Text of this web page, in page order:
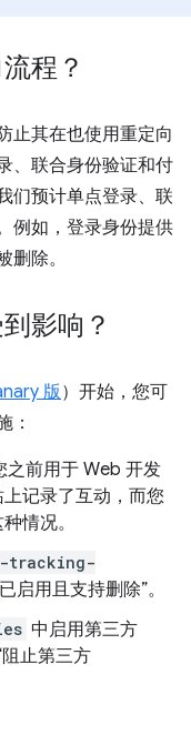
程？
止其在也使用重定向
、联合身份验证和付
们预计单点登录、联
例如，登录身份提供
除。
影响？
版）开始，您可
：
之前用于 Web 开发
记录了互动，而您
情况。
tracking-
启用且支持删除”。
中启用第三方
止第三方